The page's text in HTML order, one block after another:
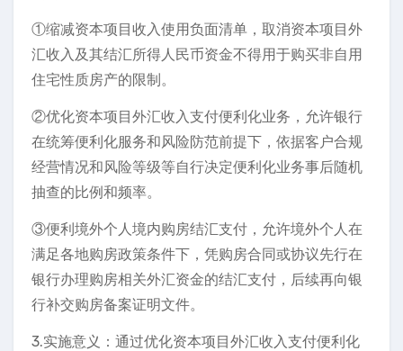
①缩减资本项目收入使用负面清单，取消资本项目外
汇收入及其结汇所得人民币资金不得用于购买非自用
住宅性质房产的限制。
②优化资本项目外汇收入支付便利化业务，允许银行
在统筹便利化服务和风险防范前提下，依据客户合规
经营情况和风险等级等自行决定便利化业务事后随机
抽查的比例和频率。
③便利境外个人境内购房结汇支付，允许境外个人在
满足各地购房政策条件下，凭购房合同或协议先行在
银行办理购房相关外汇资金的结汇支付，后续再向银
行补交购房备案证明文件。
3.实施意义：通过优化资本项目外汇收入支付便利化